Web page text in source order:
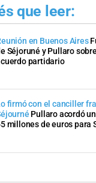
que leer:
en Buenos Aires
Séjoruné y Pullaro
partidario
firmó con el canciller
Pullaro acordó
millones de euros para